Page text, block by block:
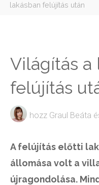
lakásban felújítás után
Világítás a
felújítás
hozz Graul Beáta
A felújítás előtti
állomása volt a
újragondolása.